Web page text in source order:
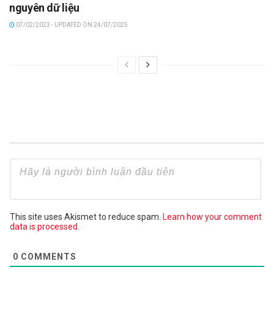
nguyên dữ liệu
07/02/2023 - UPDATED ON 24/07/2025
This site uses Akismet to reduce spam. Learn how your comment
data is processed.
0 COMMENTS